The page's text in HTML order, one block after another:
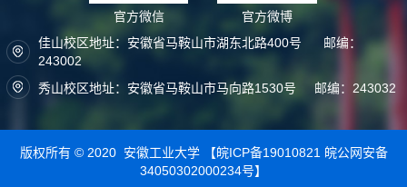
官方微信
官方微博
佳山校区地址：安徽省马鞍山市湖东北路400号 邮编：
243002
秀山校区地址：安徽省马鞍山市马向路1530号 邮编：243032
版权所有 © 2020 安徽工业大学 【皖ICP备19010821 皖公网安备
34050302000234号】